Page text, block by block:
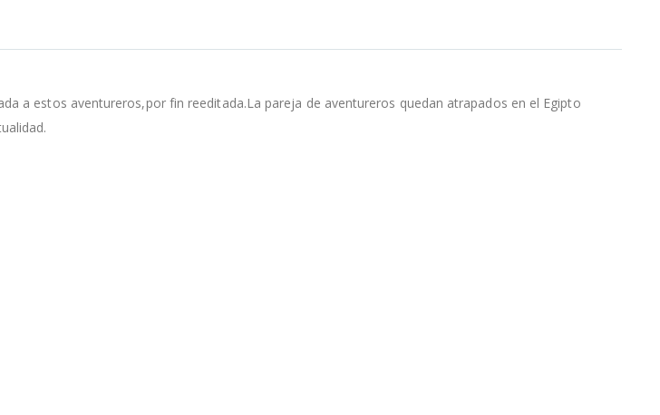
a estos aventureros,por fin reeditada.La pareja de aventureros quedan atrapados en el Egipto